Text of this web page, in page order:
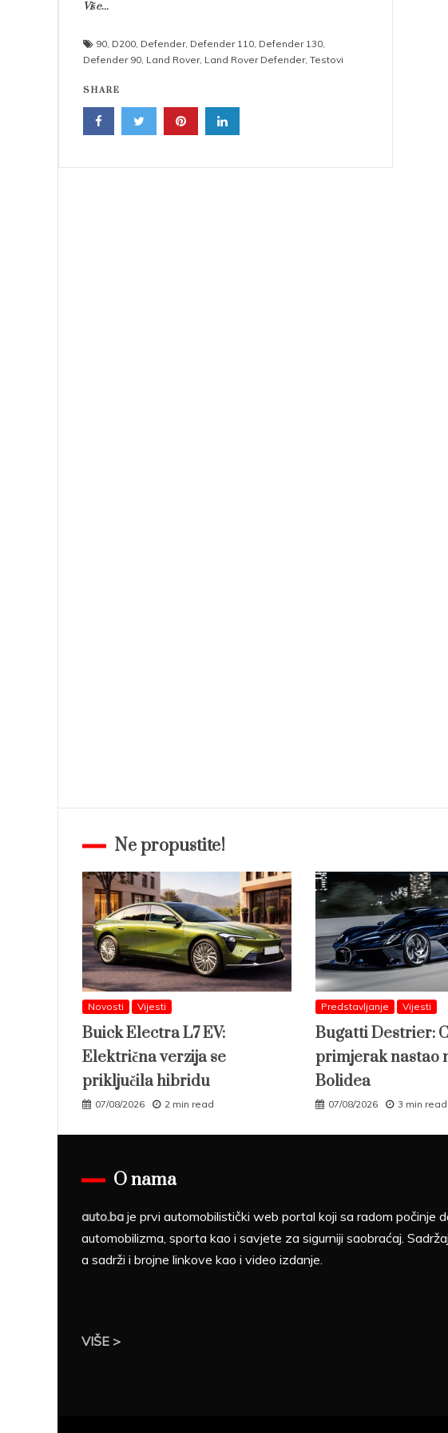
Više...
90, D200, Defender, Defender 110, Defender 130,
Defender 90, Land Rover, Land Rover Defender, Testovi
SHARE
Ne propustite!
Novosti Vijesti
Buick Electra L7 EV:
Električna verzija se
priključila hibridu
07/08/2026 2 min read
Predstavljanje Vijesti
Bugatti Destrier:
primjerak nastao
Bolidea
07/08/2026 3 min read
O nama
auto.ba je prvi automobilistički web portal koji sa radom
automobilizma, sporta kao i savjete za sigurniji saobraćaj.
a sadrži i brojne linkove kao i video izdanje.
VIŠE >